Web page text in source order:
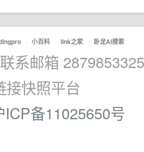
· 小百科 · link之家 · 卧龙AI搜索
系邮箱
接快照平台
ICP备11025650号